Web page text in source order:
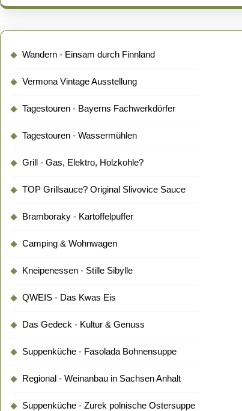
Wandern - Einsam durch Finnland
Vermona Vintage Ausstellung
Tagestouren - Bayerns Fachwerkdörfer
Tagestouren - Wassermühlen
Grill - Gas, Elektro, Holzkohle?
TOP Grillsauce? Original Slivovice Sauce
Bramboraky - Kartoffelpuffer
Camping & Wohnwagen
Kneipenessen - Stille Sibylle
QWEIS - Das Kwas Eis
Das Gedeck - Kultur & Genuss
Suppenküche - Fasolada Bohnensuppe
Regional - Weinanbau in Sachsen Anhalt
Suppenküche - Zurek polnische Ostersuppe